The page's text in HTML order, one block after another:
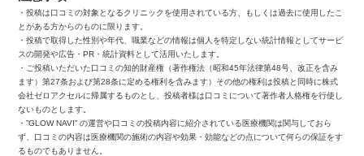
・投稿は口コミの対象となるクリニックを使用されている方、もしくは過去に使用したこ
とがある方からのものに限ります。
・投稿で取得した性別や年代、職業などの情報は個人を特定しない統計情報としてサービ
スの開発や広告・PR・統計資料として活用いたします。
・ご投稿いただいた口コミの知的財産権（著作権法（昭和45年法律第48号、改正を含み
ます）第27条および第28条に定める権利を含みます）その他の権利は投稿と同時に株式
会社ゼロアクセルに帰属するものとし、投稿者様は口コミについて著作者人格権を行使し
ないものとします。
・”GLOW NAVI” の運営や口コミの投稿内容に紹介されている医療機関は関与しておら
ず、口コミの内容は医療機関の施術の内容や効果・効能などの点について何らの保証をす
るものでもありません。